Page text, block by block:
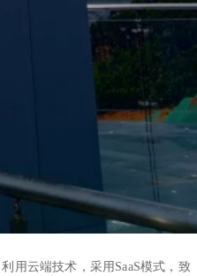
用云端技术，采用SaaS模式，致